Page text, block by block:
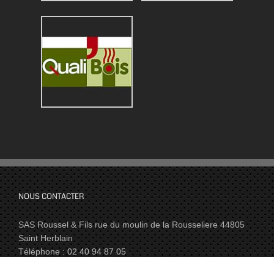
NOUS CONTACTER
SAS Roussel & Fils rue du moulin de la Rousseliere 44805
Saint Herblain
Téléphone :02 40 94 87 05